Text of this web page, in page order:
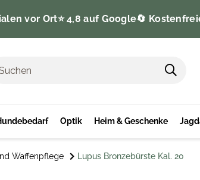
vor Ort⭐️ 4,8 auf Google🔄
Optik Heim & Geschenke
Waffenpflege Lupus Bronzebürste Kal. 20